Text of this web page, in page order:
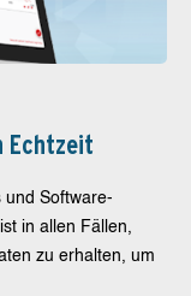
Echtzeit
und Software-
in allen Fällen,
zu erhalten, um